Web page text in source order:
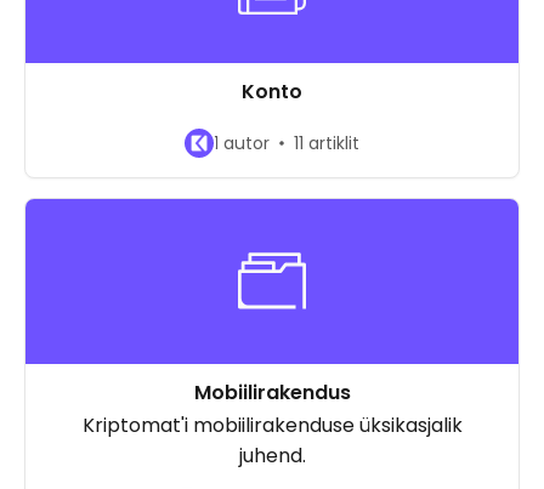
Konto
1 autor 11 artiklit
Mobiilirakendus
Kriptomat'i mobiilirakenduse üksikasjalik
juhend.